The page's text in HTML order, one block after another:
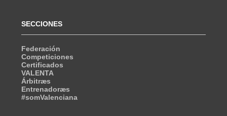
SECCIONES
Federación
Competiciones
Certificados
VALENTA
Árbitræs
Entrenadoræs
#somValenciana